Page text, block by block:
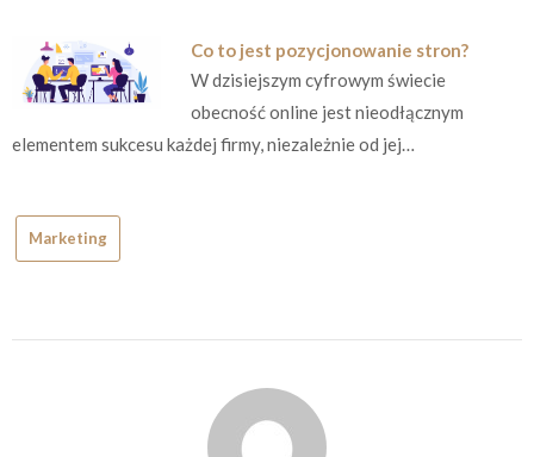
Co to jest pozycjonowanie stron?
W dzisiejszym cyfrowym świecie
obecność online jest nieodłącznym
elementem sukcesu każdej firmy, niezależnie od jej…
Marketing